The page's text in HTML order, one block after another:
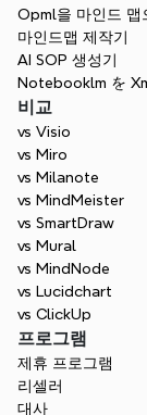
Opml을 마인드 맵
마인드맵 제작기
AI SOP 생성기
Notebooklm を
비교
vs Visio
vs Miro
vs Milanote
vs MindMeister
vs SmartDraw
vs Mural
vs MindNode
vs Lucidchart
vs ClickUp
프로그램
제휴 프로그램
리셀러
대사